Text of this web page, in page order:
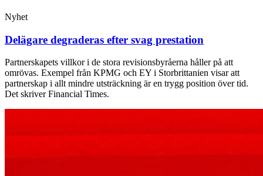
Nyhet
Delägare degraderas efter svag prestation
Partnerskapets villkor i de stora revisionsbyråerna håller på att
omrövas. Exempel från KPMG och EY i Storbrittanien visar att
partnerskap i allt mindre utsträckning är en trygg position över tid.
Det skriver Financial Times.